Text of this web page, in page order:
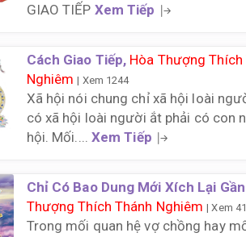
GIAO TIẾP Xem Tiếp
Cách Giao Tiếp, Hòa Thượng Thích
Nghiêm | Xem 1244
Xã hội nói chung chỉ xã hội loài
có xã hội loài người ắt phải có con
hội. Mối.... Xem Tiếp
Chỉ Có Bao Dung Mới Xích Lại
Thượng Thích Thánh Nghiêm | Xem
Trong mối quan hệ vợ chồng hay